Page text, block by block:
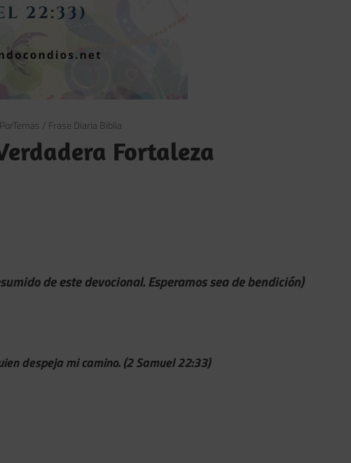
/ Frase Diaria Biblia
Fortaleza
de este devocional. Esperamos sea de bendición)
despeja mi camino. (2 Samuel 22:33)